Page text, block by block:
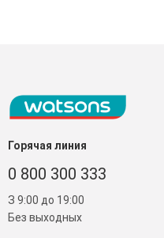
Горячая линия
0 800 300 333
З 9:00 до 19:00
Без выходных